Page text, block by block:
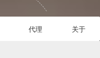
代理 关于